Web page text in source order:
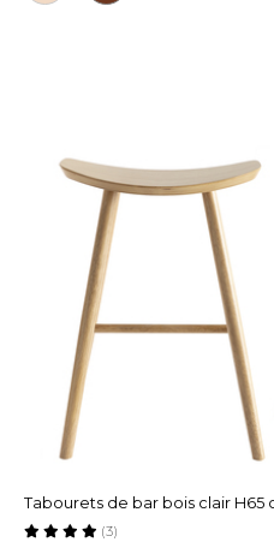
Tabourets de bar bois clair H65
(3)